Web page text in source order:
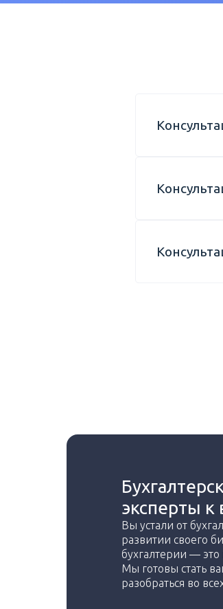
эксперты к
Вы устали от
развитии своего
бухгалтерии —
Мы готовы стать
разобраться во